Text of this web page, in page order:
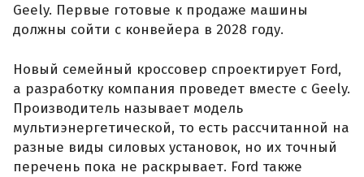
Geely. Первые готовые к продаже машины
должны сойти с конвейера в 2028 году.
Новый семейный кроссовер спроектирует Ford,
а разработку компания проведет вместе с Geely.
Производитель называет модель
мультиэнергетической, то есть рассчитанной на
разные виды силовых установок, но их точный
перечень пока не раскрывает. Ford также